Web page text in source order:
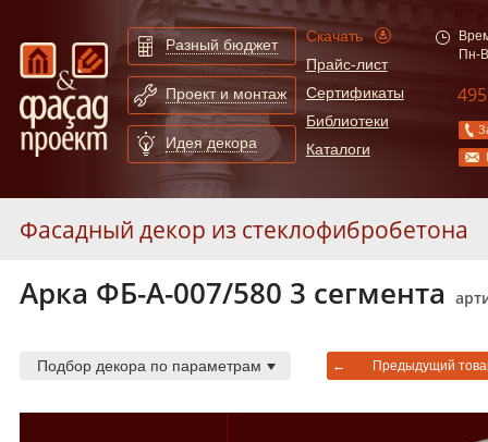
Разный бюджет
Проект и монтаж
Идея декора
Скачать
Прайс-лист
Сертификаты
Библиотеки
Каталоги
Пн-
Фасадный декор из стеклофибробетона
Карнизы из стеклофибробетона
55
Молдинги из стеклофибробетона
Сандрики из стеклофибробетона
Балюстрады из стеклофибробетона
87
Арка ФБ-А-007/580 3 cегмента
Подбор декора по параметрам ← Предыдущий